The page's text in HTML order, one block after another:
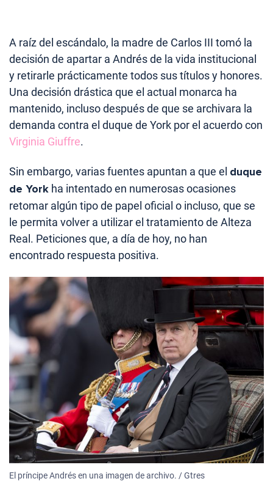
A raíz del escándalo, la madre de Carlos III tomó la
decisión de apartar a Andrés de la vida institucional
y retirarle prácticamente todos sus títulos y honores.
Una decisión drástica que el actual monarca ha
mantenido, incluso después de que se archivara la
demanda contra el duque de York por el acuerdo con
Virginia Giuffre.
Sin embargo, varias fuentes apuntan a que el duque
de York ha intentado en numerosas ocasiones
retomar algún tipo de papel oficial o incluso, que se
le permita volver a utilizar el tratamiento de Alteza
Real. Peticiones que, a día de hoy, no han
encontrado respuesta positiva.
El príncipe Andrés en una imagen de archivo. / Gtres